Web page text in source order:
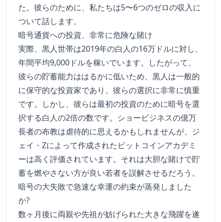
た。彼らのために、私たちは5〜6つのゼロの収入に
ついて話します。
暗号通貨への投資、非常に危険な賭け
実際、黒人世帯は2019年の白人の16万ドルに対し、
年間平均9,000ドルを稼いでいます。したがって、
彼らの貯蓄能力ははるかに低いため、黒人は一般的
に保守的な投資家であり、彼らの選択に非常に慎重
です。しかし、彼らは最初の投資のために暗号を選
択する白人の2倍の数です。ショービジネスの億万
長者の布教は虐待的に思えるかもしれませんが、ジ
ェイ・Zによって作成されたビットコインアカデミ
ーは高く評価されています。それは大胆な賭けで貯
蓄を燃やさない方が良い若者を誤解させるだろう。
暗号の大失敗で急速な幸運の約束が蒸発しました
か?
数ヶ月後に両親や先祖が妨げられた大きな飛躍を遂